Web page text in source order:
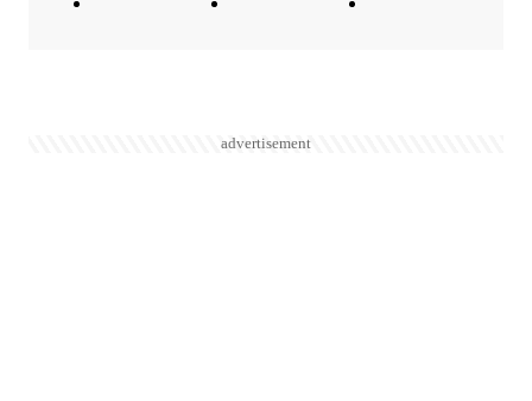
advertisement